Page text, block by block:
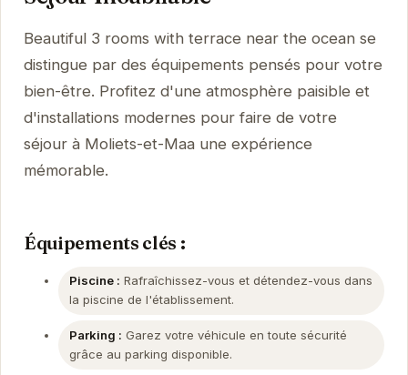
Beautiful 3 rooms with terrace near the ocean se
distingue par des équipements pensés pour votre
bien-être. Profitez d'une atmosphère paisible et
d'installations modernes pour faire de votre
séjour à Moliets-et-Maa une expérience
mémorable.
Équipements clés :
Piscine : Rafraîchissez-vous et détendez-vous dans
la piscine de l'établissement.
Parking : Garez votre véhicule en toute sécurité
grâce au parking disponible.